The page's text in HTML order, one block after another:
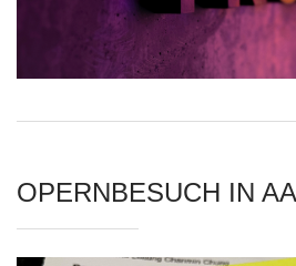
OPERNBESUCH IN